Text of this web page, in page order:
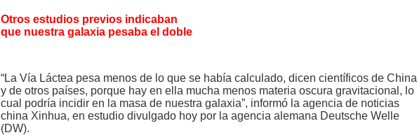
Otros estudios previos indicaban
que nuestra galaxia pesaba el doble
“La Vía Láctea pesa menos de lo que se había calculado, dicen científicos de China
y de otros países, porque hay en ella mucha menos materia oscura gravitacional, lo
cual podría incidir en la masa de nuestra galaxia”, informó la agencia de noticias
china Xinhua, en estudio divulgado hoy por la agencia alemana Deutsche Welle
(DW).